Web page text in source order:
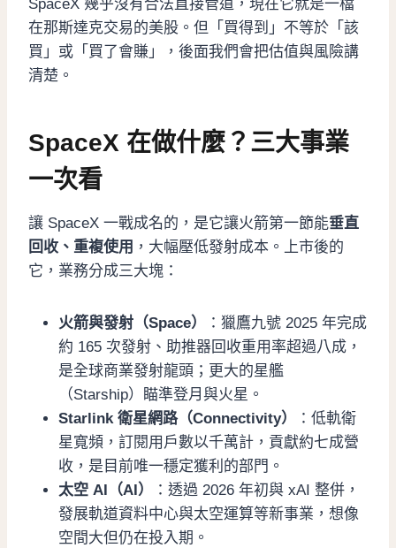
SpaceX 幾乎沒有合法直接管道，現在它就是一檔
在那斯達克交易的美股。但「買得到」不等於「該
買」或「買了會賺」，後面我們會把估值與風險講
清楚。
SpaceX 在做什麼？三大事業
一次看
讓 SpaceX 一戰成名的，是它讓火箭第一節能垂直
回收、重複使用 ，大幅壓低發射成本。上市後的
它，業務分成三大塊：
火箭與發射（Space）
：獵鷹九號 2025 年完成
約 165 次發射、助推器回收重用率超過八成，
是全球商業發射龍頭；更大的星艦
（Starship）瞄準登月與火星。
Starlink 衛星網路（Connectivity）
：低軌衛
星寬頻，訂閱用戶數以千萬計，貢獻約七成營
收，是目前唯一穩定獲利的部門。
太空 AI（AI）
：透過 2026 年初與 xAI 整併，
發展軌道資料中心與太空運算等新事業，想像
空間大但仍在投入期。